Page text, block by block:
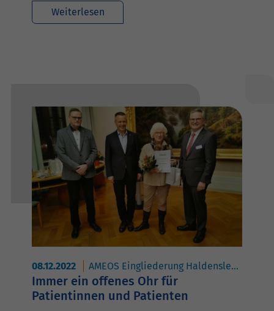
Weiterlesen
08.12.2022 AMEOS Eingliederung Haldensleben
Immer ein offenes Ohr für
Patientinnen und Patienten